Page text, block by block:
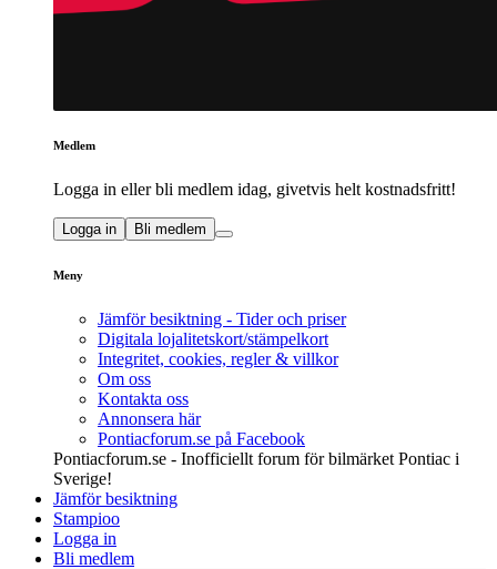
Medlem
Logga in eller bli medlem idag, givetvis helt kostnadsfritt!
Logga in Bli medlem
Meny
Jämför besiktning - Tider och priser
Digitala lojalitetskort/stämpelkort
Integritet, cookies, regler & villkor
Om oss
Kontakta oss
Annonsera här
Pontiacforum.se på Facebook
Pontiacforum.se - Inofficiellt forum för bilmärket Pontiac i
Sverige!
Jämför besiktning
Stampioo
Logga in
Bli medlem